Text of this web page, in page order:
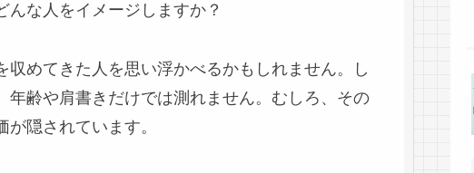
な人をイメージしますか？
めてきた人を思い浮かべるかもしれません。し
齢や肩書きだけでは測れません。むしろ、その
隠されています。